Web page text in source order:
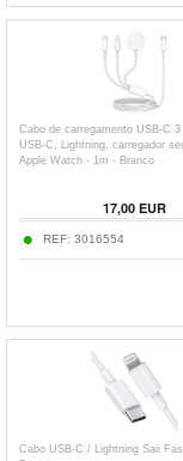
Cabo de carregamento USB-C
USB-C, Lightning, carregador
Apple Watch - 1m - Branco
17,00EUR
REF: 3016554
Cabo USB-C / Lightning Saii